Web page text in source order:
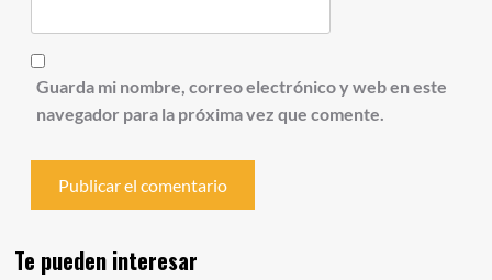
Guarda mi nombre, correo electrónico y web en este
navegador para la próxima vez que comente.
Te pueden interesar